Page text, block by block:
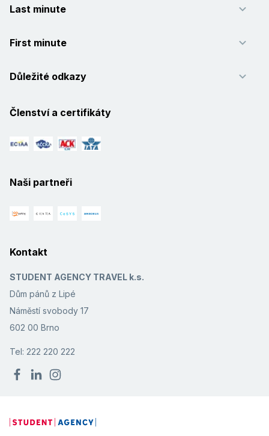
Last minute
First minute
Důležité odkazy
Členství a certifikáty
Naši partneři
Kontakt
STUDENT AGENCY TRAVEL k.s.
Dům pánů z Lipé
Náměstí svobody 17
602 00 Brno
Tel: 222 220 222